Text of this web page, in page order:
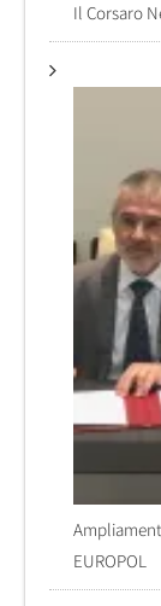
Il Corsaro
EUROPOL